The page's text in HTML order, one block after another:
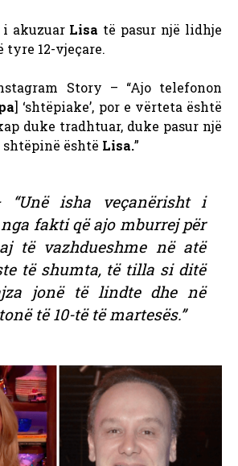
i akuzuar Lisa të pasur një lidhje
tyre 12-vjeçare.
Story – “Ajo telefonon
] ‘shtëpiake’, por e vërteta është
duke tradhtuar, duke pasur një
është Lisa.”
isha veçanërisht i
fakti që ajo mburrej për
të vazhdueshme në atë
të shumta, të tilla si ditë
jonë të lindte dhe në
të 10-të të martesës.”